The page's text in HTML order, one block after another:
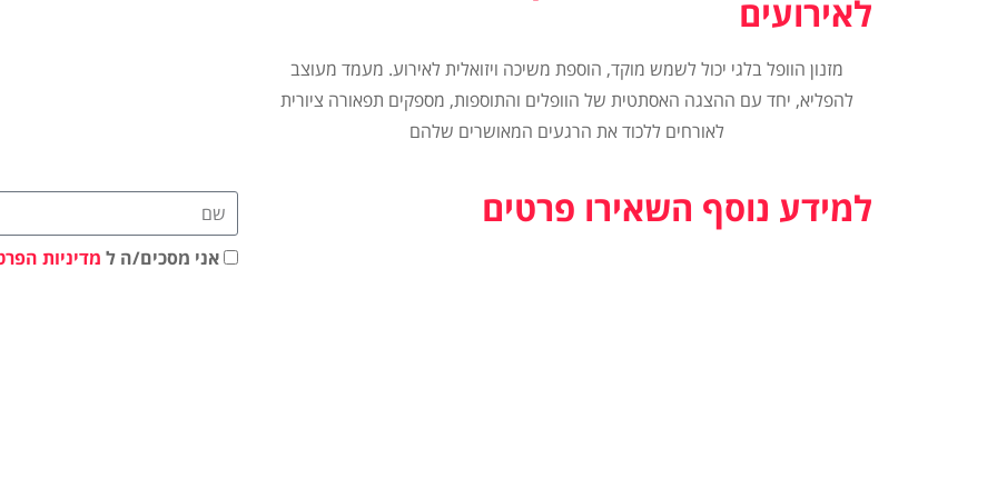
לאירועים
מזנון הוופל בלגי יכול לשמש מוקד, הוספת משיכה ויזואלית לאירוע. מעמד מעוצב
להפליא, יחד עם ההצגה האסתטית של הוופלים והתוספות, מספקים תפאורה ציורית
לאורחים ללכוד את הרגעים המאושרים שלהם
למידע נוסף השאירו פרטים
אני מסכים/ה ל מדיניות